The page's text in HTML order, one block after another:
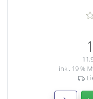
inkl. 19 %